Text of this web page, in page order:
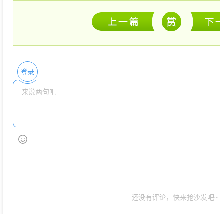
登录
还没有评论，快来抢沙发吧~